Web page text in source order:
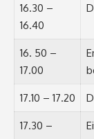
16.30 –
16.40
16. 50 –
17.00
17.10 – 17.20
17.30 –